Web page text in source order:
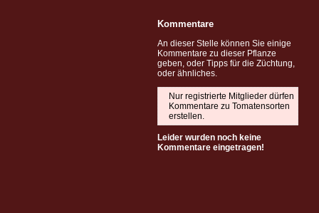
Kommentare
An dieser Stelle können Sie einige
Kommentare zu dieser Pflanze
geben, oder Tipps für die Züchtung,
oder ähnliches.
Nur registrierte Mitglieder dürfen
Kommentare zu Tomatensorten
erstellen.
Leider wurden noch keine
Kommentare eingetragen!